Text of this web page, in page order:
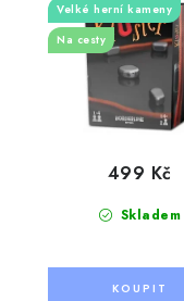
Velké herní kameny
Na cesty
Skladem
499 Kč